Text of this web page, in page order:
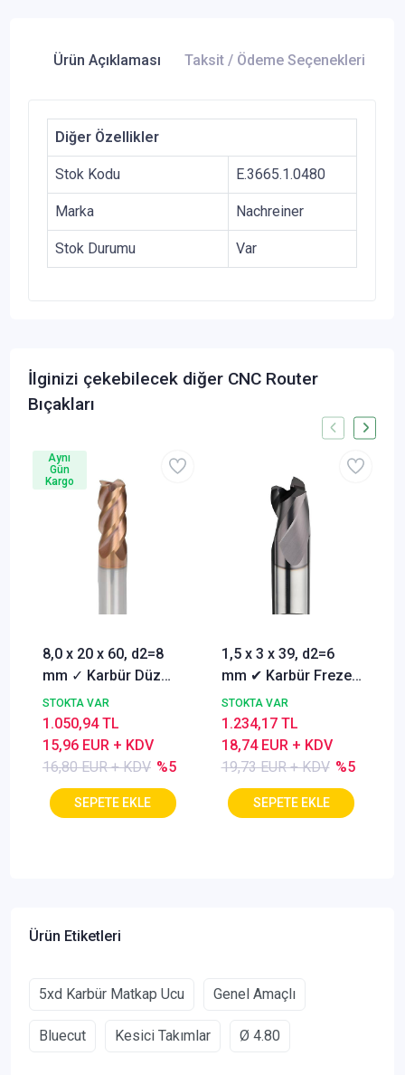
Ürün Açıklaması Taksit / Ödeme Seçenekleri
Diğer Özellikler
Stok Kodu E.3665.1.0480
Marka Nachreiner
Stok Durumu Var
İlginizi çekebilecek diğer CNC Router
Bıçakları
8,0 x 20 x 60, d2=8
mm ✓ Karbür Düz
Freze, Parmak freze
ucu Z=4,TiSiN
Kaplamalı
STOKTA VAR
16,80 EUR + KDV %5
15,96 EUR + KDV
1.050,94 TL
Aynı
Gün
Kargo
1,5 x 3 x 39, d2=6
mm ✔ Karbür Freze
ucu, Z=3, Kaplamalı,
30°
STOKTA VAR
19,73 EUR + KDV %5
18,74 EUR + KDV
1.234,17 TL
Ürün Etiketleri
5xd Karbür Matkap Ucu Genel Amaçlı
Bluecut Kesici Takımlar Ø 4.80